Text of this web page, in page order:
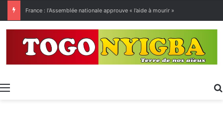
Menu